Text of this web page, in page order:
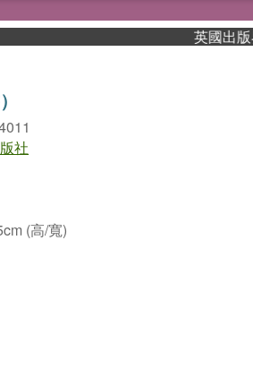
英國出版界
社
(高/寬)